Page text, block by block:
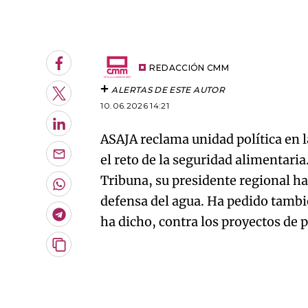
Facebook
Twitter
LinkedIn
Enviar
por
Email
Whatsapp
Telegram
Copiar
REDACCIÓN CMM
ALERTAS DE ESTE AUTOR
10.06.2026 14:21
ASAJA reclama unidad política
el reto de la seguridad
Tribuna, su presidente regional
defensa del agua. Ha pedido
ha dicho, contra los proyectos de